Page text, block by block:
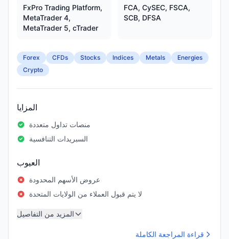
FxPro Trading Platform,
MetaTrader 4,
MetaTrader 5, cTrader
FCA, CySEC, FSCA,
SCB, DFSA
Forex CFDs Stocks Indices Metals
Energies
Crypto
المزايا
منصات تداول متعددة
السبريدات التنافسية
العيوب
عروض الأسهم المحدودة
لا يتم قبول العملاء من الولايات المتحدة
المزيد من التفاصيل
قراءة المراجعة الكاملة